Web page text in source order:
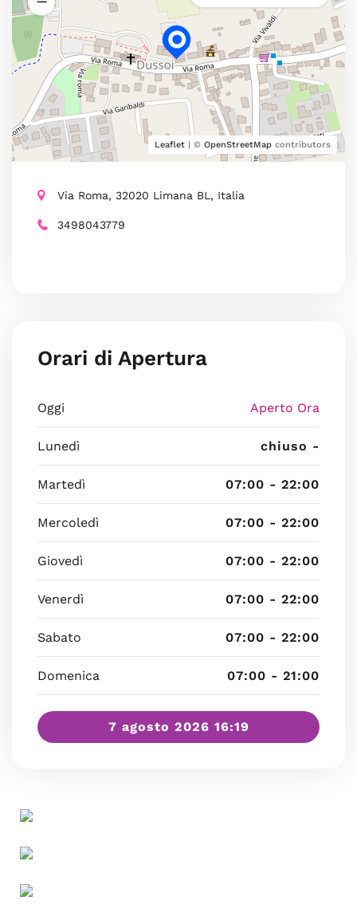
Leaflet | © OpenStreetMap contributors
Via Roma, 32020 Limana BL, Italia
3498043779
Orari di Apertura
Oggi Aperto Ora
Lunedì chiuso -
Martedì 07:00 - 22:00
Mercoledì 07:00 - 22:00
Giovedì 07:00 - 22:00
Venerdì 07:00 - 22:00
Sabato 07:00 - 22:00
Domenica 07:00 - 21:00
7 agosto 2026 16:19